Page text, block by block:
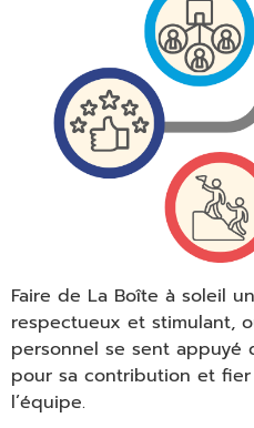
Faire de La Boîte à soleil
respectueux et stimulant,
personnel se sent appuyé
pour sa contribution et
l’équipe.